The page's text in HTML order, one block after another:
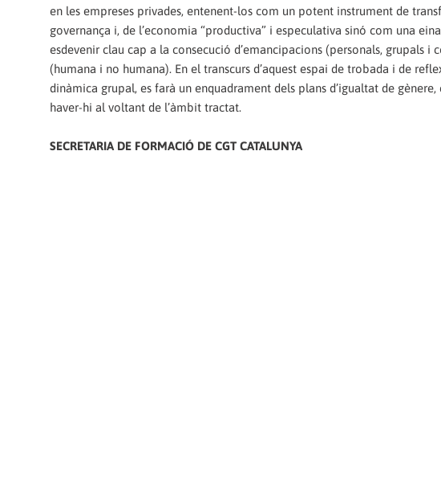
en les empreses privades, entenent-los com un potent instrument de
governança i, de l’economia “productiva” i especulativa sinó com una
esdevenir clau cap a la consecució d’emancipacions (personals, grupals
(humana i no humana). En el transcurs d’aquest espai de trobada i de
dinàmica grupal, es farà un enquadrament dels plans d’igualtat de
haver-hi al voltant de l’àmbit tractat.
SECRETARIA DE FORMACIÓ DE CGT CATALUNYA